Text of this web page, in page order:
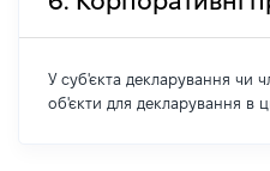
У суб'єкта декларування чи
об'єкти для декларування в